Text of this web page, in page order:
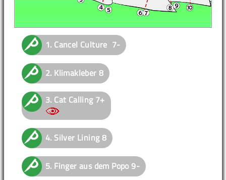
1. Cancel Culture 7-
2. Klimakleber 8
3. Cat Calling7+
4. Silver Lining8
5. Finger aus dem Popo 9-